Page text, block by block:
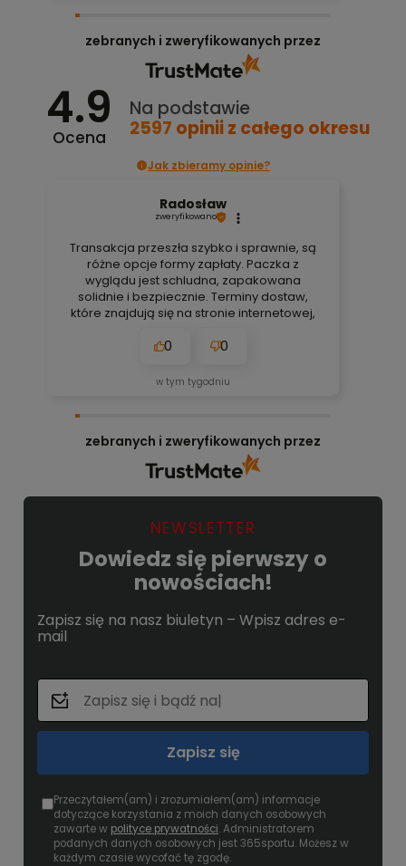
zebranych i zweryfikowanych przez
4.9
Ocena
Na podstawie
2597 opiniiz całego okresu
Jak zbieramy opinie?
Radosław
zweryfikowano
Transakcja przeszła szybko i sprawnie, są
różne opcje formy zapłaty. Paczka z
wyglądu jest schludna, zapakowana
solidnie i bezpiecznie. Terminy dostaw,
które znajdują się na stronie internetowej,
nie zawiodłem, wyjątkowo rzetelna firma.
0 0
w tym tygodniu
zebranych i zweryfikowanych przez
NEWSLETTER
Dowiedz się pierwszy o
nowościach!
Zapisz się na nasz biuletyn – Wpisz adres e-
mail
Zapisz się
Przeczytałem(am) i zrozumiałem(am) informacje
dotyczące korzystania z moich danych osobowych
zawarte w polityce prywatności. Administratorem
podanych danych osobowych jest 365sportu. Możesz w
każdym czasie wycofać tę zgodę.